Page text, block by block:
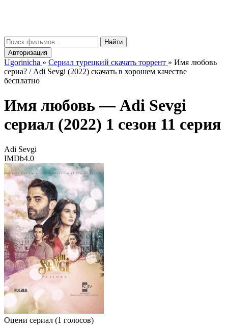
Найти
Авторизация
Ugorinicha » Сериал турецкий скачать торрент » Имя любовь
сериа? / Adi Sevgi (2022) скачать в хорошем качестве
бесплатно
Имя любовь —Adi Sevgi
сериал (2022) 1 сезон 11 серия
Adi Sevgi
IMDb4.0
Оцени сериал (1 голосов)